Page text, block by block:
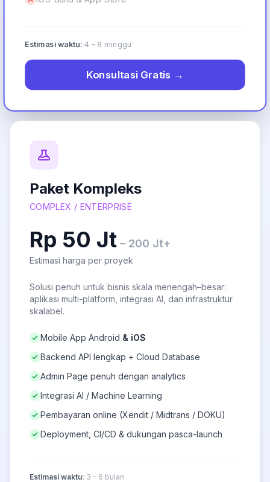
Estimasi waktu: 4 – 8 minggu
Konsultasi Gratis →
Paket Kompleks
COMPLEX / ENTERPRISE
Rp 50 Jt – 200 Jt+
Estimasi harga per proyek
Solusi penuh untuk bisnis skala menengah–besar:
aplikasi multi-platform, integrasi AI, dan infrastruktur
skalabel.
Mobile App Android & iOS
Backend API lengkap + Cloud Database
Admin Page penuh dengan analytics
Integrasi AI / Machine Learning
Pembayaran online (Xendit / Midtrans / DOKU)
Deployment, CI/CD & dukungan pasca-launch
Estimasi waktu: 3 – 6 bulan